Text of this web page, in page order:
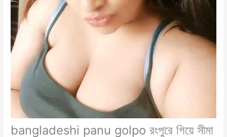
bangladeshi panu golpo রংপুরে গিয়ে সীমা